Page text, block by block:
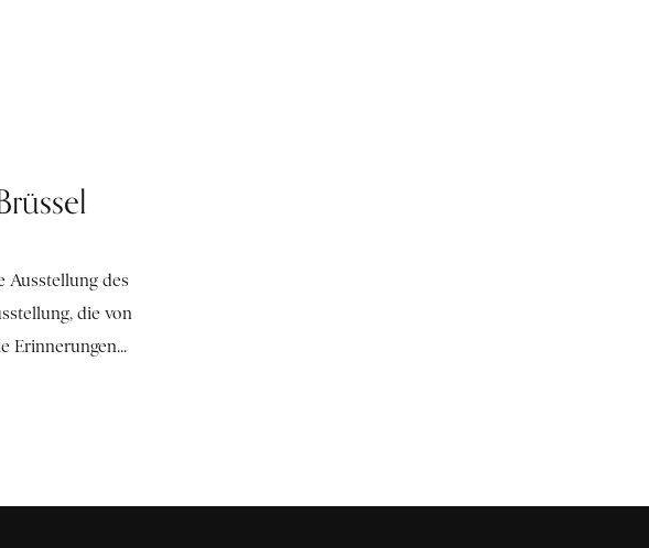
Ausstellung des
die von
Erinnerungen...